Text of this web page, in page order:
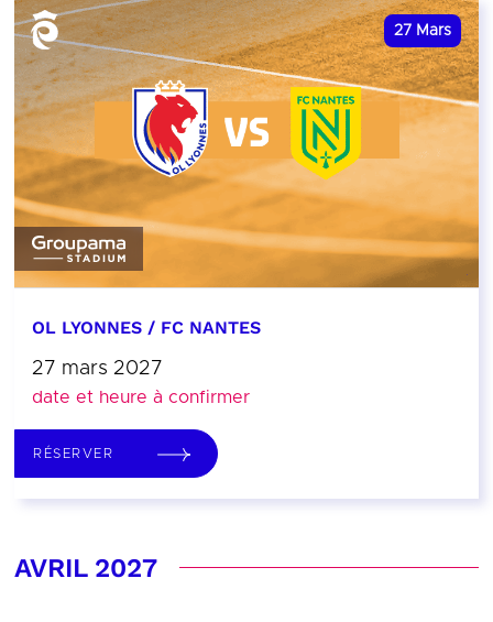
27 Mars
OL LYONNES / FC NANTES
27 mars 2027
date et heure à confirmer
RÉSERVER
AVRIL 2027